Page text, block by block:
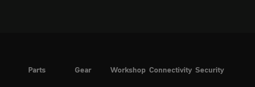
Parts Gear Workshop Connectivity Security